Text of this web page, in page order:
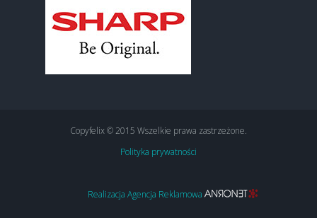
Copyfelix © 2015 Wszelkie prawa zastrzeżone.
Polityka prywatności
Realizacja Agencja Reklamowa